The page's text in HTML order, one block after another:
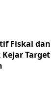
Fiskal dan
Target